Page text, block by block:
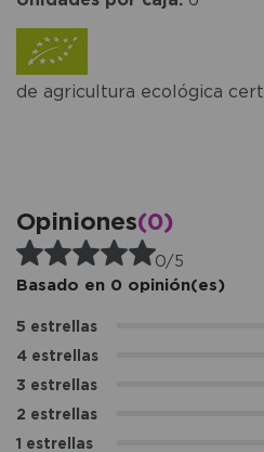
de agricultura ecológica
Opiniones(0)
0/5
Basado en 0 opinión(es)
5 estrellas
4 estrellas
3 estrellas
2 estrellas
1 estrellas